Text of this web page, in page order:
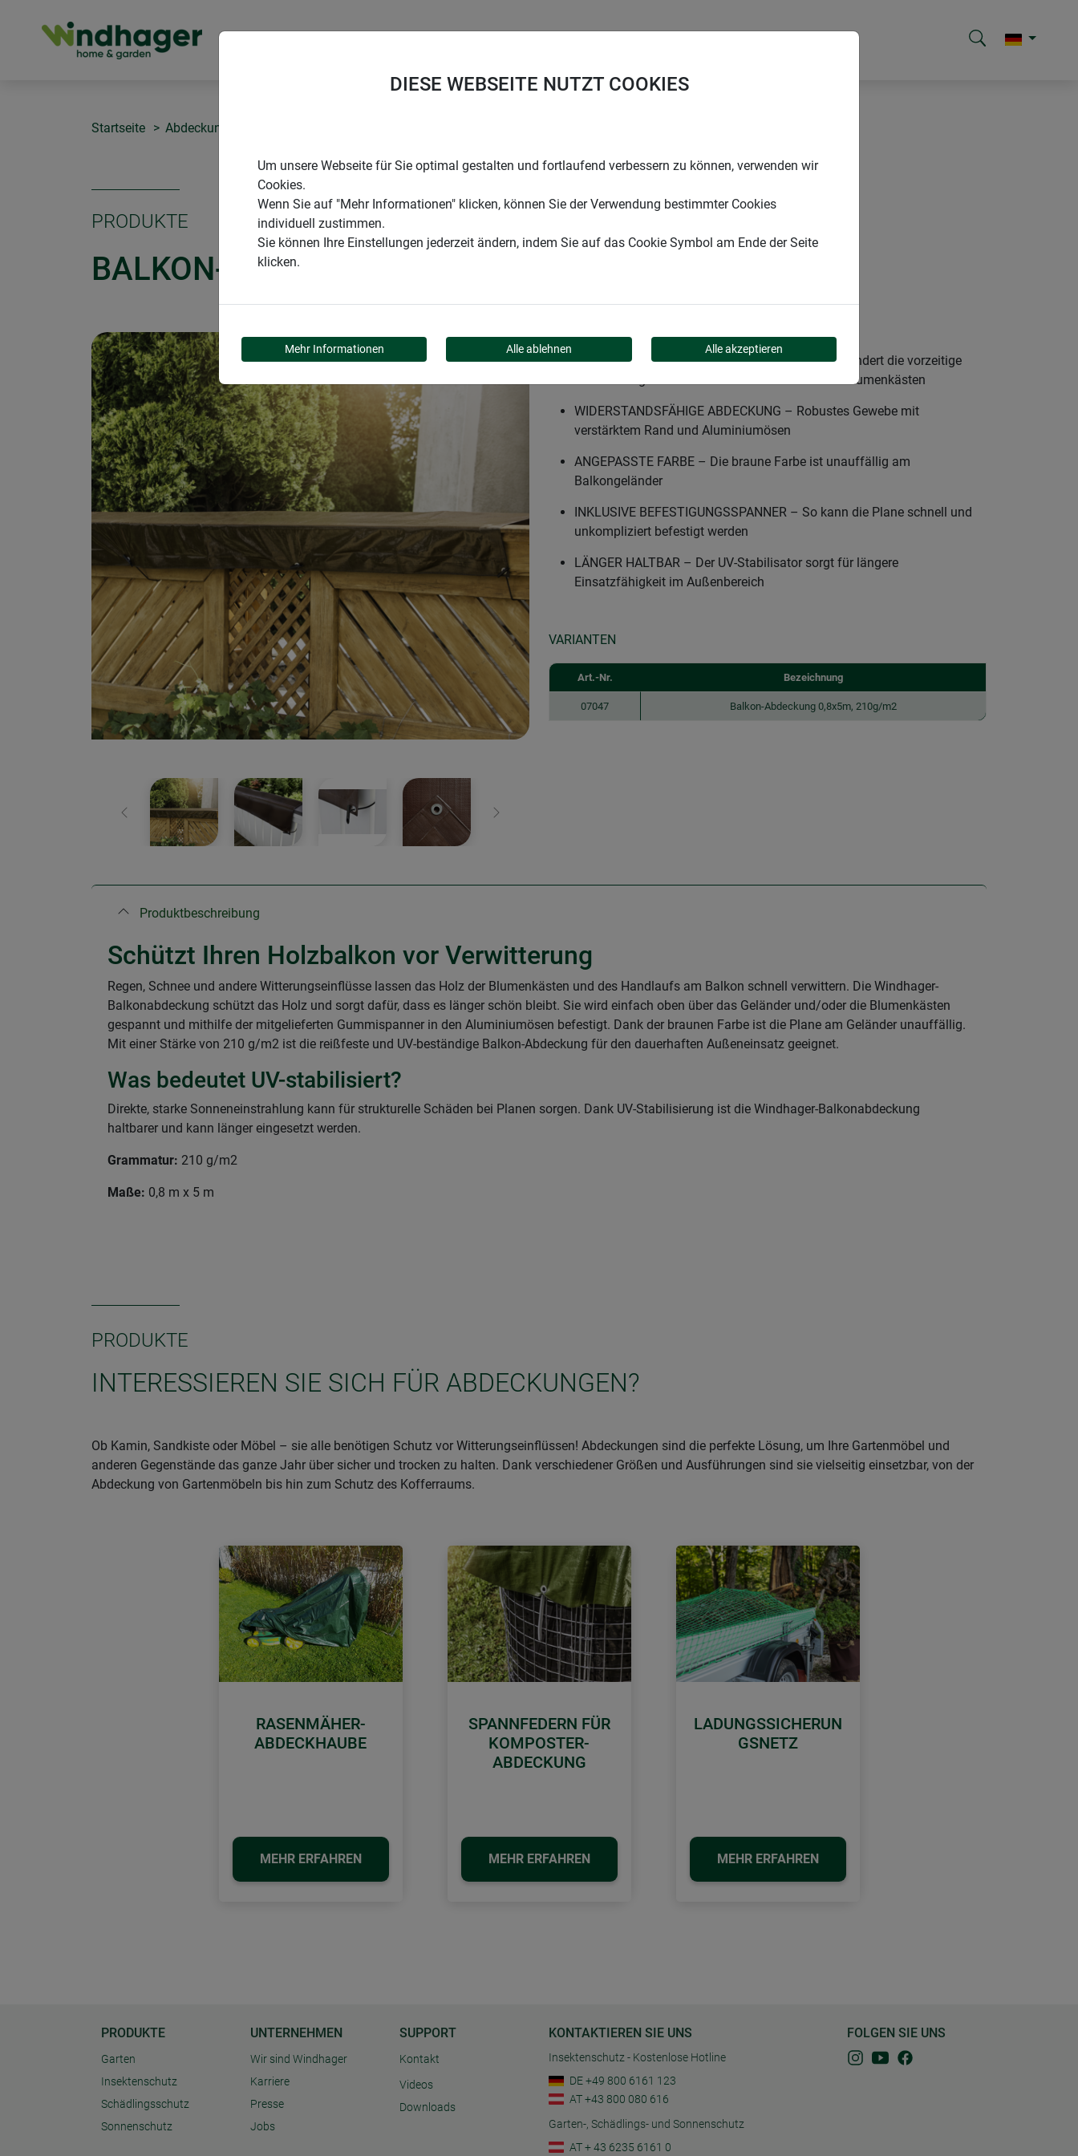
Startseite Abdeckungen
PRODUKTE
BALKON-ABDECKUNG
Zurück Weiter
SCHÜTZT IHREN HOLZBALKON – Die Plane verhindert die vorzeitige
Verwitterung des Holz-Handlaufes und der Holz-Blumenkästen
WIDERSTANDSFÄHIGE ABDECKUNG – Robustes Gewebe mit
verstärktem Rand und Aluminiumösen
ANGEPASSTE FARBE – Die braune Farbe ist unauffällig am
Balkongeländer
INKLUSIVE BEFESTIGUNGSSPANNER – So kann die Plane schnell und
unkompliziert befestigt werden
LÄNGER HALTBAR – Der UV-Stabilisator sorgt für längere
Einsatzfähigkeit im Außenbereich
VARIANTEN
Art.-Nr. Bezeichnung
07047 Balkon-Abdeckung 0,8x5m, 210g/m2
Produktbeschreibung
Schützt Ihren Holzbalkon vor Verwitterung
Regen, Schnee und andere Witterungseinflüsse lassen das Holz der Blumenkästen und des Handlaufs am Balkon schnell verwittern. Die Windhager-
Balkonabdeckung schützt das Holz und sorgt dafür, dass es länger schön bleibt. Sie wird einfach oben über das Geländer und/oder die Blumenkästen
gespannt und mithilfe der mitgelieferten Gummispanner in den Aluminiumösen befestigt. Dank der braunen Farbe ist die Plane am Geländer unauffällig.
Mit einer Stärke von 210 g/m2 ist die reißfeste und UV-beständige Balkon-Abdeckung für den dauerhaften Außeneinsatz geeignet.
Was bedeutet UV-stabilisiert?
Direkte, starke Sonneneinstrahlung kann für strukturelle Schäden bei Planen sorgen. Dank UV-Stabilisierung ist die Windhager-Balkonabdeckung
haltbarer und kann länger eingesetzt werden.
Grammatur: 210 g/m2
Maße: 0,8 m x 5 m
PRODUKTE
INTERESSIEREN SIE SICH FÜR ABDECKUNGEN?
Ob Kamin, Sandkiste oder Möbel – sie alle benötigen Schutz vor Witterungseinflüssen! Abdeckungen sind die perfekte Lösung, um Ihre Gartenmöbel und
anderen Gegenstände das ganze Jahr über sicher und trocken zu halten. Dank verschiedener Größen und Ausführungen sind sie vielseitig einsetzbar, von der
Abdeckung von Gartenmöbeln bis hin zum Schutz des Kofferraums.
RASENMÄHER-
ABDECKHAUBE
MEHR ERFAHREN
SPANNFEDERN FÜR
KOMPOSTER-
ABDECKUNG
MEHR ERFAHREN
LADUNGSSICHERUN
GSNETZ
MEHR ERFAHREN
PRODUKTE
Garten
Insektenschutz
Schädlingsschutz
Sonnenschutz
UNTERNEHMEN
Wir sind Windhager
Karriere
Presse
Jobs
SUPPORT
Kontakt
Videos
Downloads
KONTAKTIEREN SIE UNS
Insektenschutz - Kostenlose Hotline
DE +49 800 6161 123
AT +43 800 080 616
Garten-, Schädlings- und Sonnenschutz
AT + 43 6235 6161 0
FOLGEN SIE UNS
DIESE WEBSEITE NUTZT COOKIES
Um unsere Webseite für Sie optimal gestalten und fortlaufend verbessern zu können, verwenden wir
Cookies.
Wenn Sie auf "Mehr Informationen" klicken, können Sie der Verwendung bestimmter Cookies
individuell zustimmen.
Sie können Ihre Einstellungen jederzeit ändern, indem Sie auf das Cookie Symbol am Ende der Seite
klicken.
Mehr Informationen Alle ablehnen Alle akzeptieren